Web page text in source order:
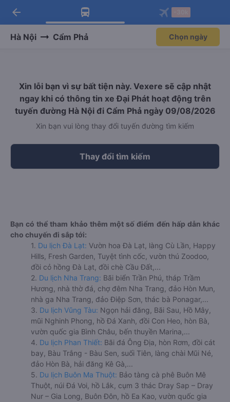
Tải app Vexere ngay!
Nhận ưu đãi thành viên độc
Mở app
Tải app Vexere
-30k/ghế khi đặt vé máy bay qua
Mở app
arrow_back
Hà Nội Cẩm Phả Chọn ngày
Xin lỗi bạn vì sự bất tiện này. Vexere sẽ cập nhật
ngay khi có thông tin xe Đại Phát hoạt động trên
tuyến đường Hà Nội đi Cẩm Phả ngày 09/08/2026
Xin bạn vui lòng thay đổi tuyến đường tìm kiếm
Thay đổi tìm kiếm
Bạn có thể tham khảo thêm một số điểm đến hấp dẫn khác
cho chuyến đi sắp tới:
1. Du lịch Đà Lạt: Vườn hoa Đà Lạt, làng Cù Lần, Happy
Hills, Fresh Garden, Tuyệt tình cốc, vườn thú Zoodoo,
đồi cỏ hồng Đà Lạt, đồi chè Cầu Đất,...
2. Du lịch Nha Trang: Bãi biển Trần Phú, tháp Trầm
Hương, nhà thờ đá, chợ đêm Nha Trang, đảo Hòn Mun,
nhà ga Nha Trang, đảo Điệp Sơn, thác bà Ponagar,...
3. Du lịch Vũng Tàu: Ngọn hải đăng, Bãi Sau, Hồ Mây,
mũi Nghinh Phong, hồ Đá Xanh, đồi Con Heo, hòn Bà,
vườn quốc gia Bình Châu, bến thuyền Marina,...
4. Du lịch Phan Thiết: Bãi đá Ông Địa, hòn Rơm, đồi cát
bay, Bàu Trắng - Bàu Sen, suối Tiên, làng chài Mũi Né,
đảo Hòn Bà, hải đăng Kê Gà,...
5. Du lịch Buôn Ma Thuột: Bảo tàng cà phê Buôn Mê
Thuột, núi Đá Voi, hồ Lắk, cụm 3 thác Dray Sap – Dray
Nur – Gia Long, Buôn Đôn, hồ Ea Kao, vườn quốc gia